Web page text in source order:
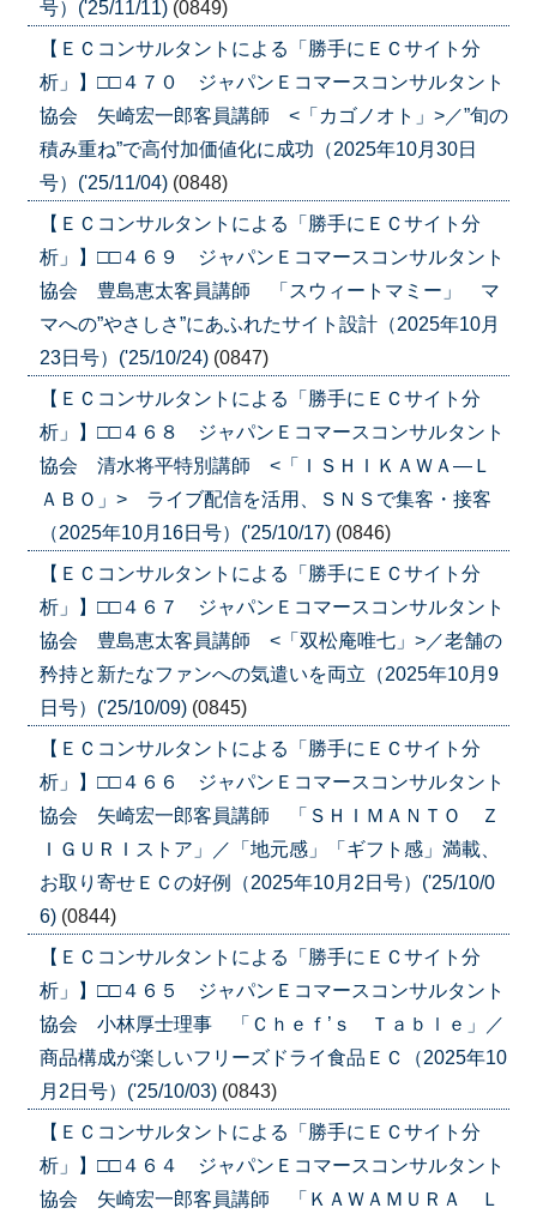
号）('25/11/11) (0849)
【ＥＣコンサルタントによる「勝手にＥＣサイト分
析」】□□４７０ ジャパンＥコマースコンサルタント
協会 矢崎宏一郎客員講師 <「カゴノオト」>／”旬の
積み重ね”で高付加価値化に成功（2025年10月30日
号）('25/11/04) (0848)
【ＥＣコンサルタントによる「勝手にＥＣサイト分
析」】□□４６９ ジャパンＥコマースコンサルタント
協会 豊島恵太客員講師 「スウィートマミー」 マ
マへの”やさしさ”にあふれたサイト設計（2025年10月
23日号）('25/10/24) (0847)
【ＥＣコンサルタントによる「勝手にＥＣサイト分
析」】□□４６８ ジャパンＥコマースコンサルタント
協会 清水将平特別講師 <「ＩＳＨＩＫＡＷＡ―Ｌ
ＡＢＯ」> ライブ配信を活用、ＳＮＳで集客・接客
（2025年10月16日号）('25/10/17) (0846)
【ＥＣコンサルタントによる「勝手にＥＣサイト分
析」】□□４６７ ジャパンＥコマースコンサルタント
協会 豊島恵太客員講師 <「双松庵唯七」>／老舗の
矜持と新たなファンへの気遣いを両立（2025年10月9
日号）('25/10/09) (0845)
【ＥＣコンサルタントによる「勝手にＥＣサイト分
析」】□□４６６ ジャパンＥコマースコンサルタント
協会 矢崎宏一郎客員講師 「ＳＨＩＭＡＮＴＯ Ｚ
ＩＧＵＲＩストア」／「地元感」「ギフト感」満載、
お取り寄せＥＣの好例（2025年10月2日号）('25/10/0
6) (0844)
【ＥＣコンサルタントによる「勝手にＥＣサイト分
析」】□□４６５ ジャパンＥコマースコンサルタント
協会 小林厚士理事 「Ｃｈｅｆ’ｓ Ｔａｂｌｅ」／
商品構成が楽しいフリーズドライ食品ＥＣ（2025年10
月2日号）('25/10/03) (0843)
【ＥＣコンサルタントによる「勝手にＥＣサイト分
析」】□□４６４ ジャパンＥコマースコンサルタント
協会 矢崎宏一郎客員講師 「ＫＡＷＡＭＵＲＡ Ｌ